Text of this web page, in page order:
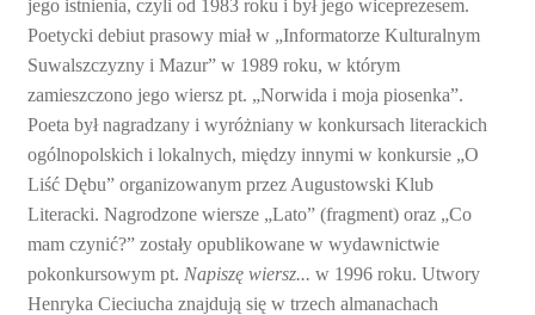
jego istnienia, czyli od 1983 roku i był jego wiceprezesem.
Poetycki debiut prasowy miał w „Informatorze Kulturalnym
Suwalszczyzny i Mazur” w 1989 roku, w którym
zamieszczono jego wiersz pt. „Norwida i moja piosenka”.
Poeta był nagradzany i wyróżniany w konkursach literackich
ogólnopolskich i lokalnych, między innymi w konkursie „O
Liść Dębu” organizowanym przez Augustowski Klub
Literacki. Nagrodzone wiersze „Lato” (fragment) oraz „Co
mam czynić?” zostały opublikowane w wydawnictwie
pokonkursowym pt. Napiszę wiersz... w 1996 roku. Utwory
Henryka Cieciucha znajdują się w trzech almanachach